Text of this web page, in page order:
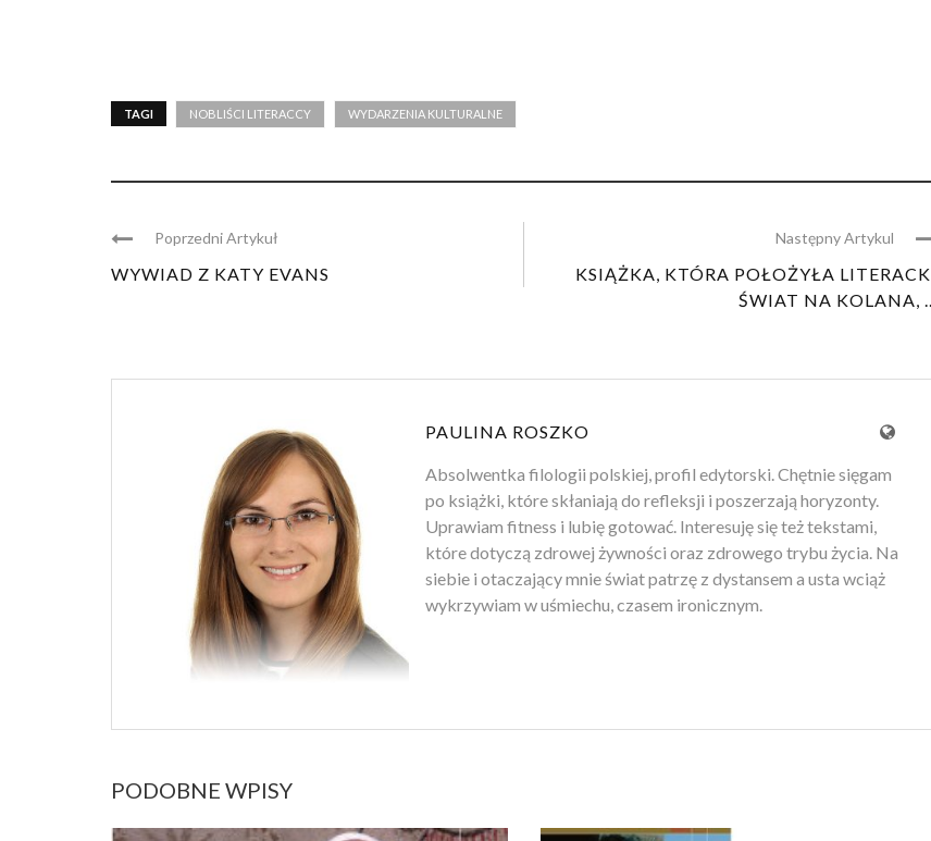
TAGI NOBLIŚCI LITERACCY WYDARZENIA KULTURALNE
Poprzedni Artykuł
WYWIAD Z KATY EVANS
Następny Artykul
KSIĄŻKA, KTÓRA POŁOŻYŁA
ŚWIAT NA KOLANA,
PAULINA ROSZKO
Absolwentka filologii polskiej, profil edytorski. Chętnie sięgam
po książki, które skłaniają do refleksji i poszerzają horyzonty.
Uprawiam fitness i lubię gotować. Interesuję się też tekstami,
które dotyczą zdrowej żywności oraz zdrowego trybu życia. Na
siebie i otaczający mnie świat patrzę z dystansem a usta wciąż
wykrzywiam w uśmiechu, czasem ironicznym.
PODOBNE WPISY